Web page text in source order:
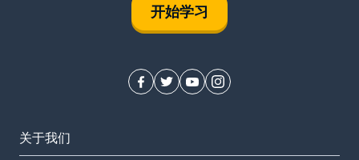
开始学习
关于我们